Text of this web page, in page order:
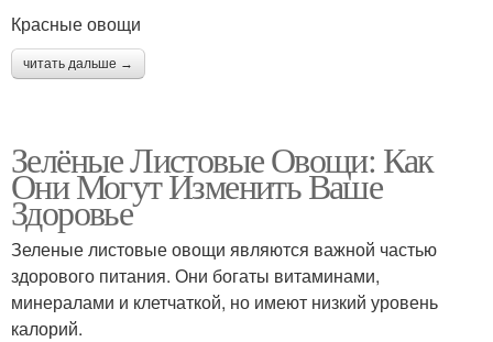
Красные овощи
читать дальше →
Зелёные Листовые Овощи: Как
Они Могут Изменить Ваше
Здоровье
Зеленые листовые овощи являются важной частью
здорового питания. Они богаты витаминами,
минералами и клетчаткой, но имеют низкий уровень
калорий.